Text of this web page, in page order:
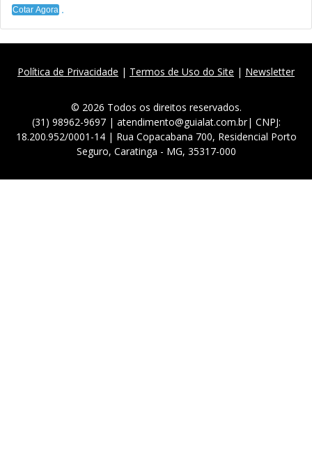
Cotar Agora
Política de Privacidade | Termos de Uso do Site | Newsletter
© 2026 Todos os direitos reservados.
(31) 98962-9697 | atendimento@guialat.com.br| CNPJ:
18.200.952/0001-14 | Rua Copacabana 700, Residencial Porto
Seguro, Caratinga - MG, 35317-000